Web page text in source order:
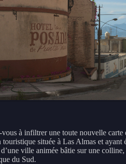
vous à infiltrer une toute nouvelle
touristique située à Las Almas et ayant
ville animée bâtie sur une
du Sud.